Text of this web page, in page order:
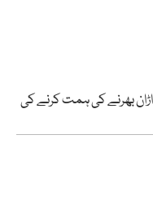
بھرنے کی ہمت کرنے کی